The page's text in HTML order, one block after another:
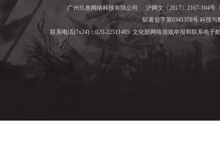
广州玖叁网络科技有限公司
沪网文〔2017〕2167-104号
软著登字第0341378号 科技
联系电话(7x24)：020-22511485 文化部网络游戏举报和联系电